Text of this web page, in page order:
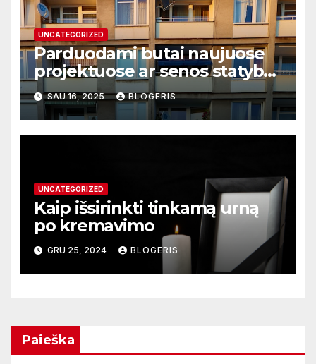
UNCATEGORIZED
Parduodami butai naujuose
projektuose ar senos statybos
pastatuose ką rinktis
SAU 16, 2025 BLOGERIS
UNCATEGORIZED
Kaip išsirinkti tinkamą urną
po kremavimo
GRU 25, 2024 BLOGERIS
Paieška